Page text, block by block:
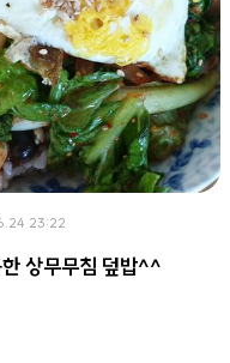
23:22
상무무침 덮밥^^